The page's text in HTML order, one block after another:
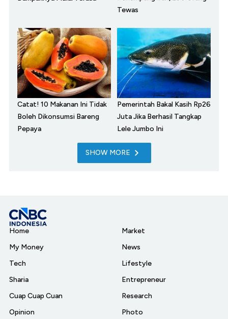
Tewas
Catat! 10 Makanan Ini Tidak
Boleh Dikonsumsi Bareng
Pepaya
Pemerintah Bakal Kasih Rp26
Juta Jika Berhasil Tangkap
Lele Jumbo Ini
SHOW MORE
Home
My Money
Tech
Sharia
Cuap Cuap Cuan
Opinion
Market
News
Lifestyle
Entrepreneur
Research
Photo